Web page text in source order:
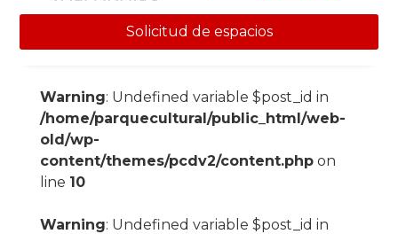
Solicitud de espacios
Warning: Undefined variable $post_id in
/home/parquecultural/public_html/web-
old/wp-
content/themes/pcdv2/content.phpon
line 10
Warning: Undefined variable $post_id in